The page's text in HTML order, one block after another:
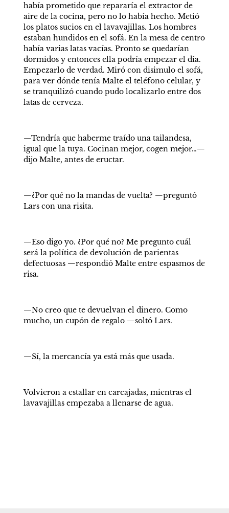
había prometido que repararía el extractor de
aire de la cocina, pero no lo había hecho. Metió
los platos sucios en el lavavajillas. Los hombres
estaban hundidos en el sofá. En la mesa de centro
había varias latas vacías. Pronto se quedarían
dormidos y entonces ella podría empezar el día.
Empezarlo de verdad. Miró con disimulo el sofá,
para ver dónde tenía Malte el teléfono celular, y
se tranquilizó cuando pudo localizarlo entre dos
latas de cerveza.
—Tendría que haberme traído una tailandesa,
igual que la tuya. Cocinan mejor, cogen mejor…—
dijo Malte, antes de eructar.
—¿Por qué no la mandas de vuelta? —preguntó
Lars con una risita.
—Eso digo yo. ¿Por qué no? Me pregunto cuál
será la política de devolución de parientas
defectuosas —respondió Malte entre espasmos de
risa.
—No creo que te devuelvan el dinero. Como
mucho, un cupón de regalo —soltó Lars.
—Sí, la mercancía ya está más que usada.
Volvieron a estallar en carcajadas, mientras el
lavavajillas empezaba a llenarse de agua.